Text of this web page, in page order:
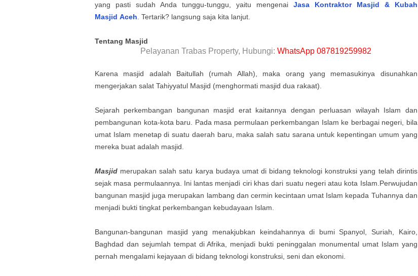
yang pasti sudah Anda tunggu-tunggu, yaitu mengenai Jasa Kontraktor Masjid & Kubah
Masjid Aceh . Tertarik? langsung saja kita lanjut.
Tentang Masjid
Pelayanan Trabas Property, Hubungi:WhatsApp 087819259982
Karena masjid adalah Baitullah (rumah Allah), maka orang yang memasukinya disunahkan
mengerjakan salat Tahiyyatul Masjid (menghormati masjid dua rakaat).
Sejarah perkembangan bangunan masjid erat kaitannya dengan perluasan wilayah Islam dan
pembangunan kota-kota baru. Pada masa permulaan perkembangan Islam ke berbagai negeri, bila
umat Islam menetap di suatu daerah baru, maka salah satu sarana untuk kepentingan umum yang
mereka buat adalah masjid.
Masjid merupakan salah satu karya budaya umat di bidang teknologi konstruksi yang telah dirintis
sejak masa permulaannya. Ini lantas menjadi ciri khas dari suatu negeri atau kota Islam.Perwujudan
bangunan masjid juga merupakan lambang dan cermin kecintaan umat Islam kepada Tuhannya dan
menjadi bukti tingkat perkembangan kebudayaan Islam.
Bangunan-bangunan masjid yang menakjubkan keindahannya di bumi Spanyol, Suriah, Kairo,
Baghdad dan sejumlah tempat di Afrika, menjadi bukti peninggalan monumental umat Islam yang
pernah mengalami kejayaan di bidang teknologi konstruksi, seni dan ekonomi.